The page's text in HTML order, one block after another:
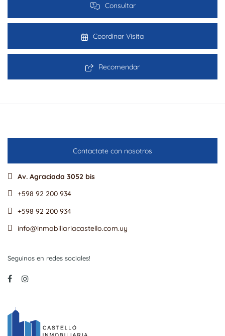
Consultar
Coordinar Visita
Recomendar
Contactate con nosotros
Av. Agraciada 3052 bis
+598 92 200 934
+598 92 200 934
info@inmobiliariacastello.com.uy
Seguinos en redes sociales!